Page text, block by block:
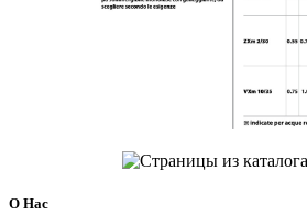
О Нас